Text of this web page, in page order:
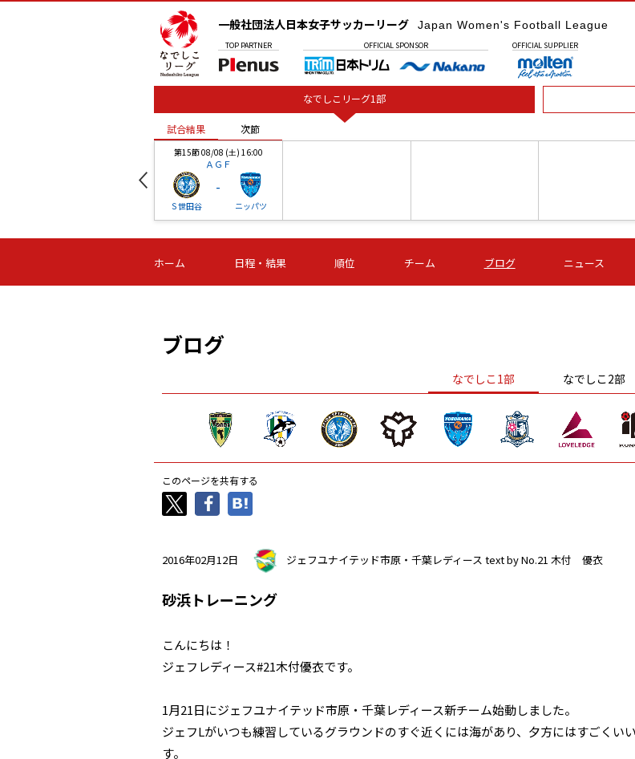
一般社団法人日本女子サッカーリーグ Japan Women's Football League
TOP PARTNER OFFICIAL SPONSOR OFFICIAL SUPPLIER
なでしこリーグ1部
試合結果 次節
第15節 08/08 (土) 16:00
ＡＧＦ
Ｓ世田谷
-
ニッパツ
-
第16節 09/05 (土) 15:00
ニッパツ
-
第16節 09/05 (土) 15:00
石人の星
-
第16節 09/05 (土) 16:00
ＡＧＦ
-
いちご
-
試合結果 次節
ホーム 日程・結果 順位 チーム ブログ ニュース
ブログ
なでしこ1部 なでしこ2部
このページを共有する
2016年02月12日 ジェフユナイテッド市原・千葉レディース text by No.21 木付 優衣
砂浜トレーニング
こんにちは！
ジェフレディース#21木付優衣です。
1月21日にジェフユナイテッド市原・千葉レディース新チーム始動しました。
ジェフLがいつも練習しているグラウンドのすぐ近くには海があり、夕方にはすごくい
す。